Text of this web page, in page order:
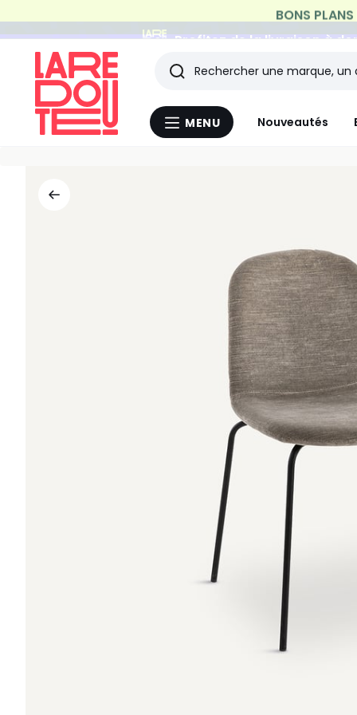
Profitez de la livraison à
Menu
MENU Nouveautés
Rechercher
Les
derniers